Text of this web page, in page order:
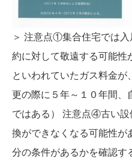
＞ 注意点①集合住宅では
約に対して敬遠する可能
といわれていたガス料金
更の際に５年～１０年間、
ではある） 注意点④古い設
換ができなくなる可能性
分の条件があるかを確認す